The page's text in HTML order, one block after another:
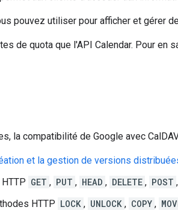
pouvez utiliser pour afficher et gérer
de quota que l'API Calendar. Pour en
la compatibilité de Google avec
et la gestion de versions
GET , PUT , HEAD , DELETE , POST ,
HTTP LOCK , UNLOCK , COPY ,